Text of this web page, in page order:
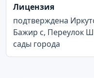
Лицензия
подтверждена
Бажир с, Переулок
сады города